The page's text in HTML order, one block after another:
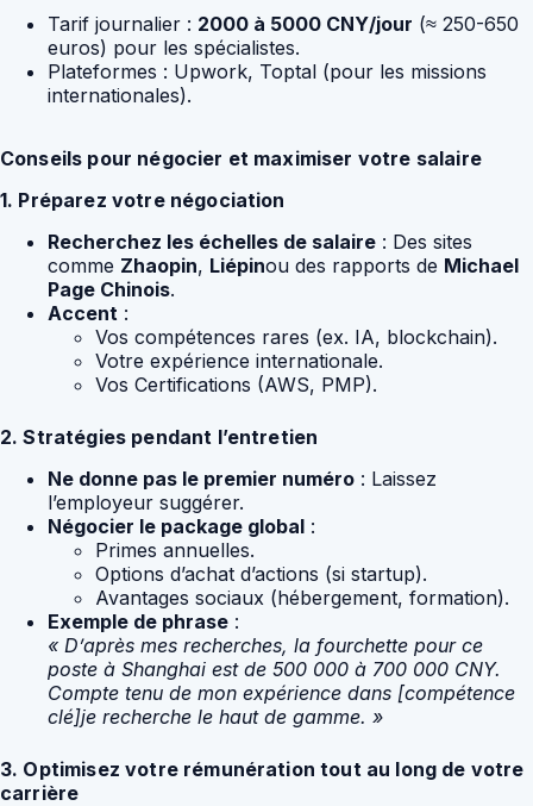
Tarif journalier : 2000 à 5000 CNY/jour (≈ 250-650
euros) pour les spécialistes.
Plateformes : Upwork, Toptal (pour les missions
internationales).
Conseils pour négocier et maximiser votre salaire
1. Préparez votre négociation
Recherchez les échelles de salaire : Des sites
comme Zhaopin, Liépinou des rapports de Michael
Page Chinois.
Accent :
Vos compétences rares (ex. IA, blockchain).
Votre expérience internationale.
Vos Certifications (AWS, PMP).
2. Stratégies pendant l’entretien
Ne donne pas le premier numéro : Laissez
l’employeur suggérer.
Négocier le package global :
Primes annuelles.
Options d’achat d’actions (si startup).
Avantages sociaux (hébergement, formation).
Exemple de phrase :
« D’après mes recherches, la fourchette pour ce
poste à Shanghai est de 500 000 à 700 000 CNY.
Compte tenu de mon expérience dans [compétence
clé]je recherche le haut de gamme. »
3. Optimisez votre rémunération tout au long de votre
carrière